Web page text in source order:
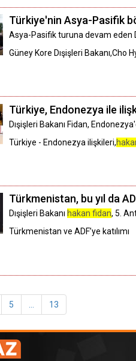
Türkiye'nin Asya-Pasifik
Asya-Pasifik turuna devam eden
Güney Kore Dışişleri Bakanı,Cho
Türkiye, Endonezya ile
​​​​​​​Dışişleri Bakanı Fidan,
Türkiye - Endonezya ilişkileri,
Türkmenistan, bu yıl da
Dışişleri Bakanı hakan fidan, 5.
Türkmenistan ve ADF’ye katılımı
5 13